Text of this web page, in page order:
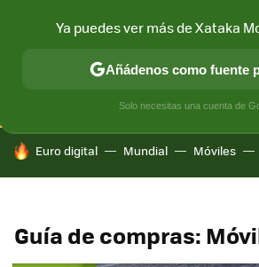
CONECTIVIDAD MÓVIL Y SOCIEDAD
HOY SE HABLA DE
Euro digital Mundial Móviles
Guía de compras:
Ya puedes ver más de Xataka
Añádenos como fuente
Solo necesitas una cuenta de